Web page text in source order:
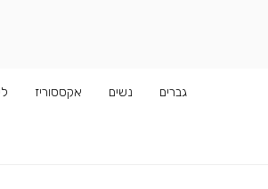
גברים נשים אקססוריז